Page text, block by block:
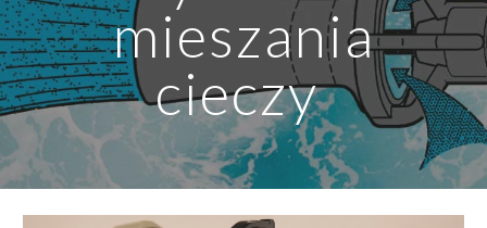
mieszania
cieczy